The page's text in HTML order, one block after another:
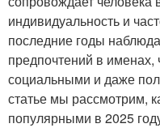
индивидуальность и
последние годы
предпочтений в именах,
социальными и даже
статье мы рассмотрим,
популярными в 2025